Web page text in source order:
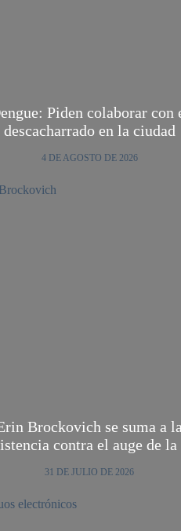
Piden colaborar con
descacharrado en la ciudad
4 DE AGOSTO DE 2026
Brockovich se suma a la
contra el auge de
31 DE JULIO DE 2026